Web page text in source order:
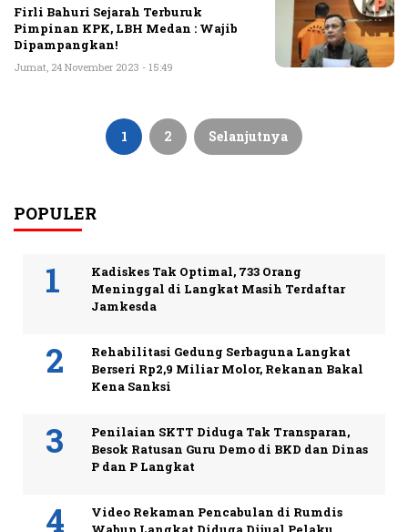
Firli Bahuri Sejarah Terburuk
Pimpinan KPK, LBH Medan : Wajib
Dipampangkan!
Jumat, 24 November 2023 - 15:49
Paginasi
1 2 Selanjutnya
POPULER
Kadiskes Tak Optimal, 733 Orang
Meninggal di Langkat Masih Terdaftar
Jamkesda
Rehabilitasi Gedung Serbaguna Langkat
Berseri Rp2,9 Miliar Molor, Rekanan Bakal
Kena Sanksi
Penilaian SKTT Diduga Tak Transparan,
Besok Ratusan Guru Demo di BKD dan Dinas
P dan P Langkat
Video Rekaman Pencabulan di Rumdis